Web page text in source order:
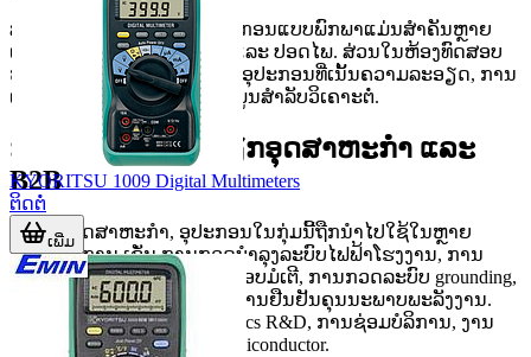
ສໍາລັບງານພາກສະໜາມ, ອຸປະກອນແບບພົກພາແມ່ນສໍາຄັນຫຼາຍ
ເພາະຕ້ອງໃຊ້ງານໄດ້ສະດວກ ແລະ ປອດໄພ. ສ່ວນໃນຫ້ອງທົດສອບ
ຫຼື ສາຍການຜະລິດ ມັກຕ້ອງໃຊ້ອຸປະກອນທີ່ເນັ້ນຄວາມລະອຽດ, ການ
ເຮັດຊໍ້າໄດ້ ແລະ ການບັນທຶກຂໍ້ມູນສໍາລັບວິເຄາະຕໍ່.
ການນໍາໃຊ້ຫຼັກໃນວຽກອຸດສາຫະກໍາ ແລະ
B2B
ໃນພາກອຸດສາຫະກໍາ, ອຸປະກອນໃນກຸ່ມນີ້ຖືກນໍາໄປໃຊ້ໃນຫຼາຍ
ສະຖານະການ ເຊັ່ນ ການກວດບໍາລຸງລະບົບໄຟຟ້າໂຮງງານ, ການ
ທົດສອບຕູ້ຄວບຄຸມ, ການກວດສອບມໍເຕີ, ການກວດລະບົບ grounding,
ການກວດຫາກະແສຮົ່ວ ແລະ ການຢືນຢັນຄຸນນະພາບພະລັງງານ.
ນອກນັ້ນຍັງໃຊ້ໃນງານ electronics R&D, ການຊ່ອມບໍລິການ, ງານ
telecom ແລະ ການທົດສອບ semiconductor.
KYORITSU 1009 Digital Multimeters
ຕິດຕໍ່
ເພີ່ມ